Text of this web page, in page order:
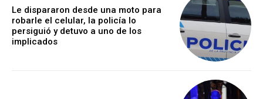
Le dispararon desde una moto para
robarle el celular, la policía lo
persiguió y detuvo a uno de los
implicados